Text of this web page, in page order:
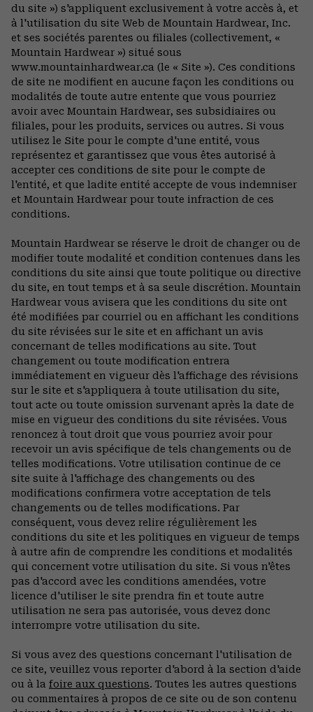
du site ») s'appliquent exclusivement à votre accès à, et
à l'utilisation du site Web de Mountain Hardwear, Inc.
et ses sociétés parentes ou filiales (collectivement, «
Mountain Hardwear ») situé sous
www.mountainhardwear.ca (le « Site »). Ces conditions
de site ne modifient en aucune façon les conditions ou
modalités de toute autre entente que vous pourriez
avoir avec Mountain Hardwear, ses subsidiaires ou
filiales, pour les produits, services ou autres. Si vous
utilisez le Site pour le compte d'une entité, vous
représentez et garantissez que vous êtes autorisé à
accepter ces conditions de site pour le compte de
l'entité, et que ladite entité accepte de vous indemniser
et Mountain Hardwear pour toute infraction de ces
conditions.
Mountain Hardwear se réserve le droit de changer ou de
modifier toute modalité et condition contenues dans les
conditions du site ainsi que toute politique ou directive
du site, en tout temps et à sa seule discrétion. Mountain
Hardwear vous avisera que les conditions du site ont
été modifiées par courriel ou en affichant les conditions
du site révisées sur le site et en affichant un avis
concernant de telles modifications au site. Tout
changement ou toute modification entrera
immédiatement en vigueur dès l'affichage des révisions
sur le site et s'appliquera à toute utilisation du site,
tout acte ou toute omission survenant après la date de
mise en vigueur des conditions du site révisées. Vous
renoncez à tout droit que vous pourriez avoir pour
recevoir un avis spécifique de tels changements ou de
telles modifications. Votre utilisation continue de ce
site suite à l'affichage des changements ou des
modifications confirmera votre acceptation de tels
changements ou de telles modifications. Par
conséquent, vous devez relire régulièrement les
conditions du site et les politiques en vigueur de temps
à autre afin de comprendre les conditions et modalités
qui concernent votre utilisation du site. Si vous n'êtes
pas d'accord avec les conditions amendées, votre
licence d'utiliser le site prendra fin et toute autre
utilisation ne sera pas autorisée, vous devez donc
interrompre votre utilisation du site.
Si vous avez des questions concernant l'utilisation de
ce site, veuillez vous reporter d'abord à la section d'aide
ou à la foire aux questions. Toutes les autres questions
ou commentaires à propos de ce site ou de son contenu